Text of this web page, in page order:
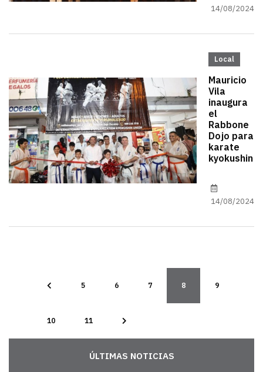
14/08/2024
Local
Mauricio
Vila
inaugura
el
Rabbone
Dojo para
karate
kyokushin
14/08/2024
5 6 7 8 9
10 11
ÚLTIMAS NOTICIAS